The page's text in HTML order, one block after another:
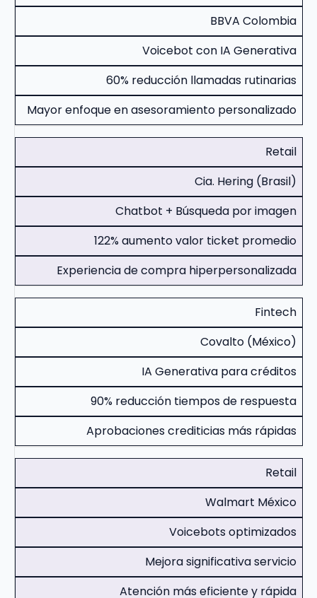
BBVA Colombia
Voicebot con IA Generativa
60% reducción llamadas rutinarias
Mayor enfoque en asesoramiento personalizado
Retail
Cia. Hering (Brasil)
Chatbot + Búsqueda por imagen
122% aumento valor ticket promedio
Experiencia de compra hiperpersonalizada
Fintech
Covalto (México)
IA Generativa para créditos
90% reducción tiempos de respuesta
Aprobaciones crediticias más rápidas
Retail
Walmart México
Voicebots optimizados
Mejora significativa servicio
Atención más eficiente y rápida